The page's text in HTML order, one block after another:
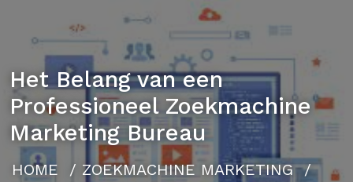
Het Belang van een
Professioneel Zoekmachine
Marketing Bureau
HOME / ZOEKMACHINE MARKETING/